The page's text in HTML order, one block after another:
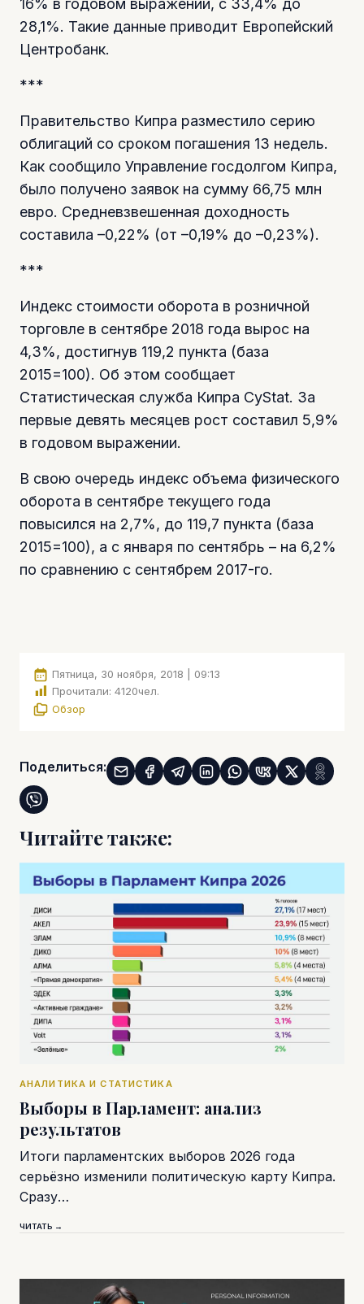
16% в годовом выражении, с 33,4% до
28,1%. Такие данные приводит Европейский
Центробанк.
***
Правительство Кипра разместило серию
облигаций со сроком погашения 13 недель.
Как сообщило Управление госдолгом Кипра,
было получено заявок на сумму 66,75 млн
евро. Средневзвешенная доходность
составила –0,22% (от –0,19% до –0,23%).
***
Индекс стоимости оборота в розничной
торговле в сентябре 2018 года вырос на
4,3%, достигнув 119,2 пункта (база
2015=100). Об этом сообщает
Статистическая служба Кипра CyStat. За
первые девять месяцев рост составил 5,9%
в годовом выражении.
В свою очередь индекс объема физического
оборота в сентябре текущего года
повысился на 2,7%, до 119,7 пункта (база
2015=100), а с января по сентябрь – на 6,2%
по сравнению с сентябрем 2017-го.
Пятница, 30 ноября, 2018 | 09:13
Прочитали: 4120чел.
Обзор
Поделиться:
Читайте также:
АНАЛИТИКА И СТАТИСТИКА
Выборы в Парламент: анализ
результатов
Итоги парламентских выборов 2026 года
серьёзно изменили политическую карту Кипра.
Сразу…
ЧИТАТЬ →